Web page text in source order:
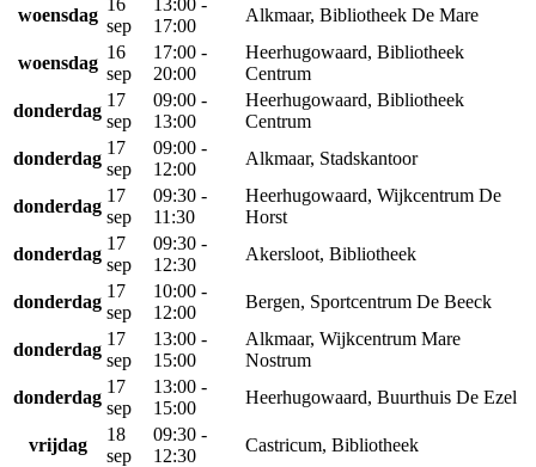
woensdag
16
sep
13:00 -
17:00
Alkmaar, Bibliotheek De Mare
woensdag
16
sep
17:00 -
20:00
Heerhugowaard, Bibliotheek
Centrum
donderdag
17
sep
09:00 -
13:00
Heerhugowaard, Bibliotheek
Centrum
donderdag
17
sep
09:00 -
12:00
Alkmaar, Stadskantoor
donderdag
17
sep
09:30 -
11:30
Heerhugowaard, Wijkcentrum De
Horst
donderdag
17
sep
09:30 -
12:30
Akersloot, Bibliotheek
donderdag
17
sep
10:00 -
12:00
Bergen, Sportcentrum De Beeck
donderdag
17
sep
13:00 -
15:00
Alkmaar, Wijkcentrum Mare
Nostrum
donderdag
17
sep
13:00 -
15:00
Heerhugowaard, Buurthuis De Ezel
vrijdag
18
sep
09:30 -
12:30
Castricum, Bibliotheek